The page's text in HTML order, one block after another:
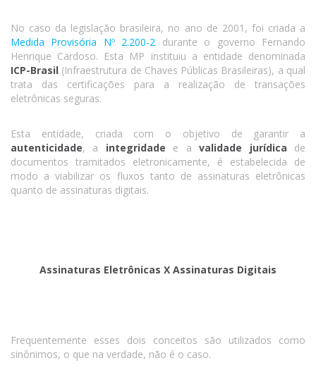
No caso da legislação brasileira, no ano de 2001, foi criada a
Medida Provisória Nº 2.200-2 durante o governo Fernando
Henrique Cardoso. Esta MP instituiu a entidade denominada
ICP-Brasil (Infraestrutura de Chaves Públicas Brasileiras), a qual
trata das certificações para a realização de transações
eletrônicas seguras.
Esta entidade, criada com o objetivo de garantir a
autenticidade, a integridade e avalidade jurídica de
documentos tramitados eletronicamente, é estabelecida de
modo a viabilizar os fluxos tanto de assinaturas eletrônicas
quanto de assinaturas digitais.
Assinaturas Eletrônicas X Assinaturas Digitais
Frequentemente esses dois conceitos são utilizados como
sinônimos, o que na verdade, não é o caso.